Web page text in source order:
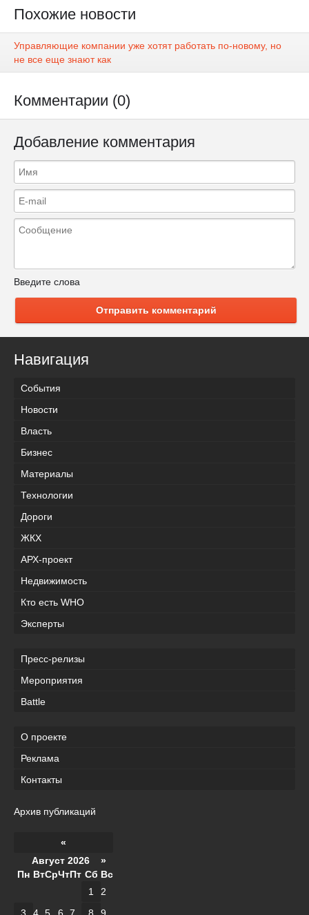
Похожие новости
Управляющие компании уже хотят работать по-новому, но
не все еще знают как
Комментарии (0)
Добавление комментария
Введите слова
Отправить комментарий
Навигация
События
Новости
Власть
Бизнес
Материалы
Технологии
Дороги
ЖКХ
АРХ-проект
Недвижимость
Кто есть WHO
Эксперты
Пресс-релизы
Мероприятия
Battle
О проекте
Реклама
Контакты
Архив публикаций
«
Август 2026 »
Пн ВтСрЧтПт Сб Вс
1
2